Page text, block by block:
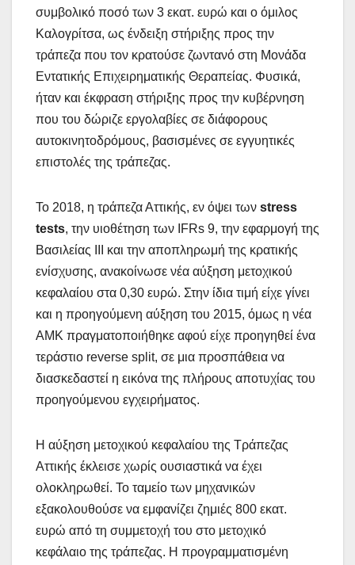
συμβολικό ποσό των 3 εκατ. ευρώ και ο όμιλος
Καλογρίτσα, ως ένδειξη στήριξης προς την
τράπεζα που τον κρατούσε ζωντανό στη Μονάδα
Εντατικής Επιχειρηματικής Θεραπείας. Φυσικά,
ήταν και έκφραση στήριξης προς την κυβέρνηση
που του δώριζε εργολαβίες σε διάφορους
αυτοκινητοδρόμους, βασισμένες σε εγγυητικές
επιστολές της τράπεζας.
Το 2018, η τράπεζα Αττικής, εν όψει των stress
tests, την υιοθέτηση των IFRs 9, την εφαρμογή της
Βασιλείας ΙΙΙ και την αποπληρωμή της κρατικής
ενίσχυσης, ανακοίνωσε νέα αύξηση μετοχικού
κεφαλαίου στα 0,30 ευρώ. Στην ίδια τιμή είχε γίνει
και η προηγούμενη αύξηση του 2015, όμως η νέα
ΑΜΚ πραγματοποιήθηκε αφού είχε προηγηθεί ένα
τεράστιο reverse split, σε μια προσπάθεια να
διασκεδαστεί η εικόνα της πλήρους αποτυχίας του
προηγούμενου εγχειρήματος.
Η αύξηση μετοχικού κεφαλαίου της Τράπεζας
Αττικής έκλεισε χωρίς ουσιαστικά να έχει
ολοκληρωθεί. Το ταμείο των μηχανικών
εξακολουθούσε να εμφανίζει ζημιές 800 εκατ.
ευρώ από τη συμμετοχή του στο μετοχικό
κεφάλαιο της τράπεζας. Η προγραμματισμένη